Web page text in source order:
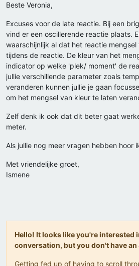
Beste Veronia,
Excuses voor de late reactie. Bij een
vind er een oscillerende reactie plaats.
waarschijnlijk al dat het reactie
tijdens de reactie. De kleur van het
indicator op welke 'plek/ moment' de
jullie verschillende parameter zoals
veranderen kunnen jullie je gaan
om het mengsel van kleur te laten
Zelf denk ik ook dat dit beter gaat
meter.
Als jullie nog meer vragen hebben hoor
Met vriendelijke groet,
Ismene
Hello! It looks like you're interested
conversation, but you don't have an
Getting fed up of having to scroll